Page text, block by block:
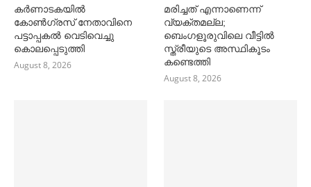
കര്‍ണാടകയില്‍
കോണ്‍ഗ്രസ് നേതാവിനെ
പട്ടാപ്പകല്‍ വെടിവെച്ചു
കൊലപ്പെടുത്തി
August 8, 2026
മരിച്ചത് എന്നാണെന്ന്
വ്യക്തമല്ല;
ബെംഗളൂരുവിലെ വീട്ടില്‍
സ്ത്രീയുടെ അസ്ഥികൂടം
കണ്ടെത്തി
August 8, 2026